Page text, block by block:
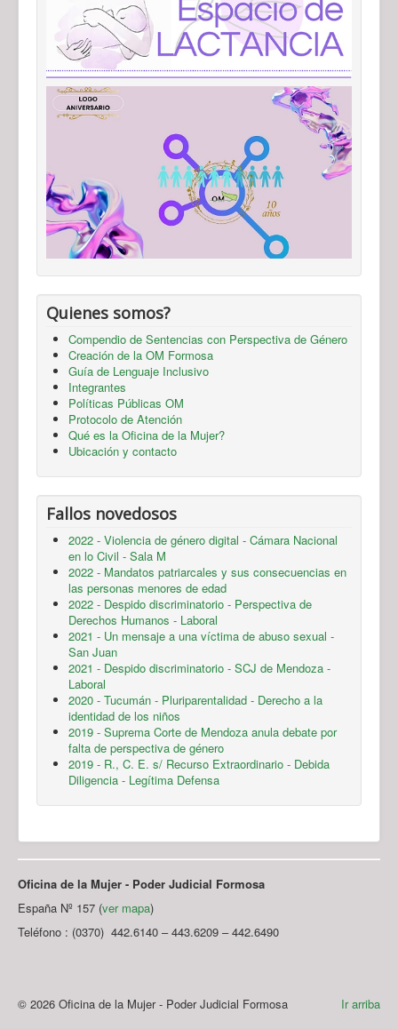
Quienes somos?
Compendio de Sentencias con Perspectiva de Género
Creación de la OM Formosa
Guía de Lenguaje Inclusivo
Integrantes
Políticas Públicas OM
Protocolo de Atención
Qué es la Oficina de la Mujer?
Ubicación y contacto
Fallos novedosos
2022 - Violencia de género digital - Cámara Nacional
en lo Civil - Sala M
2022 - Mandatos patriarcales y sus consecuencias en
las personas menores de edad
2022 - Despido discriminatorio - Perspectiva de
Derechos Humanos - Laboral
2021 - Un mensaje a una víctima de abuso sexual -
San Juan
2021 - Despido discriminatorio - SCJ de Mendoza -
Laboral
2020 - Tucumán - Pluriparentalidad - Derecho a la
identidad de los niños
2019 - Suprema Corte de Mendoza anula debate por
falta de perspectiva de género
2019 - R., C. E. s/ Recurso Extraordinario - Debida
Diligencia - Legítima Defensa
Oficina de la Mujer - Poder Judicial Formosa
España Nº 157 (ver mapa)
Teléfono : (0370) 442.6140 – 443.6209 – 442.6490
Ir arriba
© 2026 Oficina de la Mujer - Poder Judicial Formosa